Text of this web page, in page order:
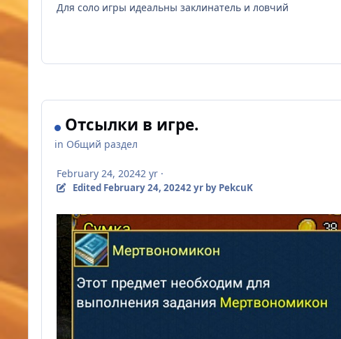
Для соло игры идеальны заклинатель и ловчий
Отсылки в игре.
in Общий раздел
February 24, 20242 yr ·
Edited February 24, 20242 yrby PekcuK